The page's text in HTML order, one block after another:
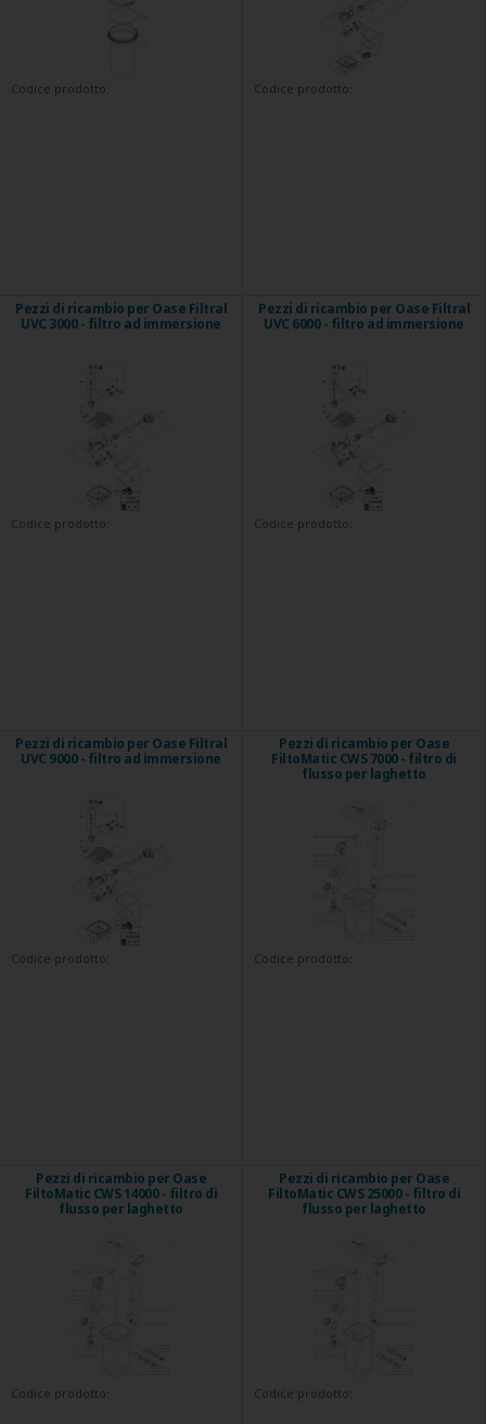
Codice prodotto: Codice prodotto:
Pezzi di ricambio per Oase Filtral
UVC 3000 - filtro ad immersione
Codice prodotto:
Pezzi di ricambio per Oase Filtral
UVC 6000 - filtro ad immersione
Codice prodotto:
Pezzi di ricambio per Oase Filtral
UVC 9000 - filtro ad immersione
Codice prodotto:
Pezzi di ricambio per Oase
FiltoMatic CWS 7000 - filtro di
flusso per laghetto
Codice prodotto:
Pezzi di ricambio per Oase
FiltoMatic CWS 14000 - filtro di
flusso per laghetto
Codice prodotto:
Pezzi di ricambio per Oase
FiltoMatic CWS 25000 - filtro di
flusso per laghetto
Codice prodotto: